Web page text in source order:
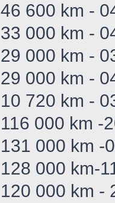
46 600 km -
33 000 km -
29 000 km -
29 000 km -
10 720 km -
116 000 km -
131 000 km -
128 000 km-
120 000 km -